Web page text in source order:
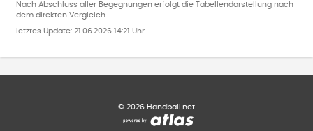
Nach Abschluss aller Begegnungen erfolgt die Tabellendarstellung nach
dem direkten Vergleich.
letztes Update: 21.06.2026 14:21 Uhr
© 2026 Handball.net